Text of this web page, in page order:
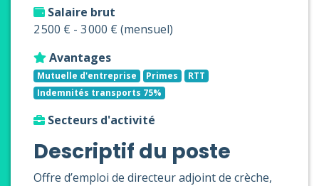
Salaire brut
2 500 € - 3 000 € (mensuel)
Avantages
Mutuelle d'entreprise Primes
RTT
Indemnités transports 75%
Secteurs d'activité
Descriptif du poste
Offre d’emploi de directeur adjoint de crèche,